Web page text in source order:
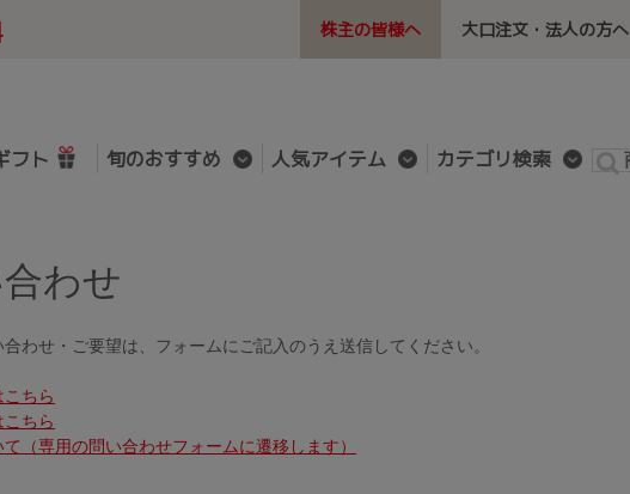
株主の皆様へ 大口注文・法人の方へ
フト 旬のおすすめ 人気アイテム カテゴリ検索
わせ
わせ・ご要望は、フォームにご記入のうえ送信してください。
ちら
ちら
（専用の問い合わせフォームに遷移します）